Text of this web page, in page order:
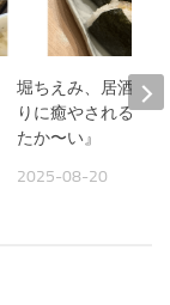
堀ちえみ、居酒屋
りに癒やされる夜
たか〜い』
2025-08-20